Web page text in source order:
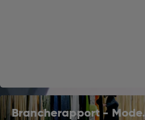
Brancherapport - Mode.